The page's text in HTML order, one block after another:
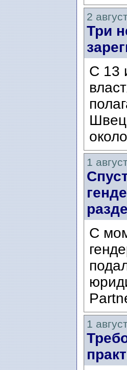
2
Три
С 13
1
С
1